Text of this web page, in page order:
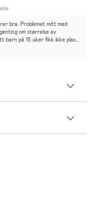
bra. Problemet mitt med
om størrelse av
barn på 15 uker fikk ikke plass